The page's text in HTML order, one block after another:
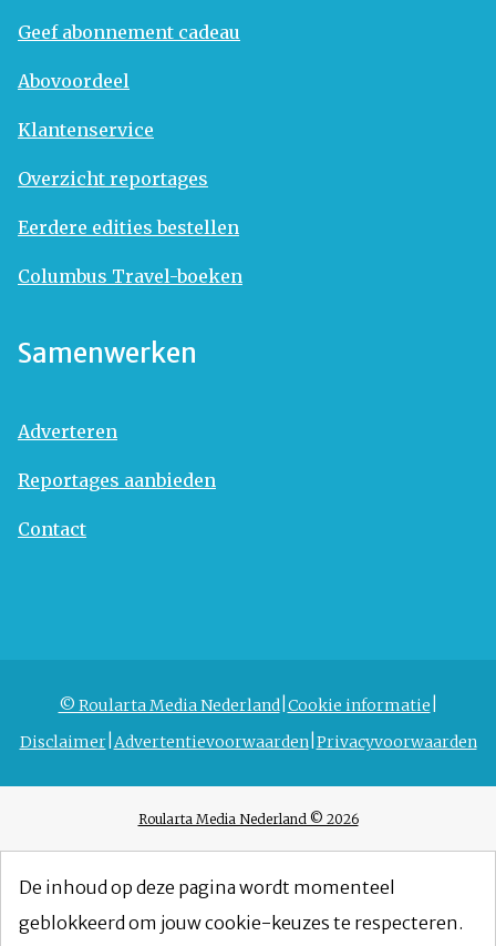
Geef abonnement cadeau
Abovoordeel
Klantenservice
Overzicht reportages
Eerdere edities bestellen
Columbus Travel-boeken
Samenwerken
Adverteren
Reportages aanbieden
Contact
© Roularta Media Nederland Cookie informatie
Disclaimer Advertentievoorwaarden Privacyvoorwaarden
Roularta Media Nederland © 2026
De inhoud op deze pagina wordt momenteel
geblokkeerd om jouw cookie-keuzes te respecteren.